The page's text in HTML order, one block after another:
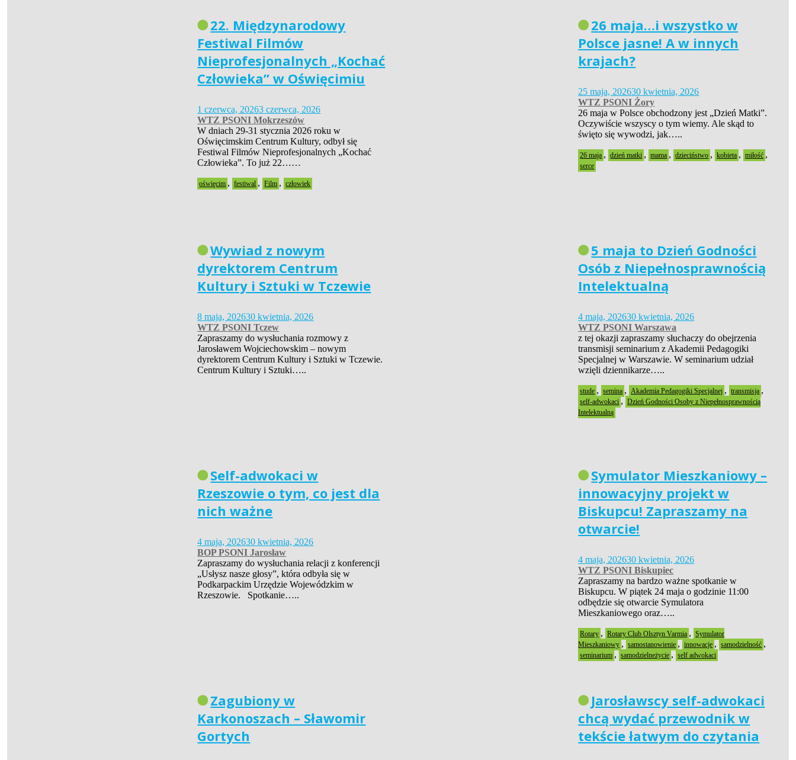
22. Międzynarodowy
Festiwal Filmów
Nieprofesjonalnych „Kochać
Człowieka” w Oświęcimiu
1 czerwca, 20263 czerwca, 2026
WTZ PSONI Mokrzeszów
W dniach 29-31 stycznia 2026 roku w
Oświęcimskim Centrum Kultury, odbył się
Festiwal Filmów Nieprofesjonalnych „Kochać
Człowieka”. To już 22……
oświęcim , festiwal , Film , człowiek
26 maja…i wszystko w
Polsce jasne! A w innych
krajach?
25 maja, 202630 kwietnia, 2026
WTZ PSONI Żory
26 maja w Polsce obchodzony jest „Dzień Matki”.
Oczywiście wszyscy o tym wiemy. Ale skąd to
święto się wywodzi, jak…..
26 maja , dzień matki , mama , dzieciństwo , kobieta , miłość ,
serce
Wywiad z nowym
dyrektorem Centrum
Kultury i Sztuki w Tczewie
8 maja, 202630 kwietnia, 2026
WTZ PSONI Tczew
Zapraszamy do wysłuchania rozmowy z
Jarosławem Wojciechowskim – nowym
dyrektorem Centrum Kultury i Sztuki w Tczewie.
Centrum Kultury i Sztuki…..
5 maja to Dzień Godności
Osób z Niepełnosprawnością
Intelektualną
4 maja, 202630 kwietnia, 2026
WTZ PSONI Warszawa
z tej okazji zapraszamy słuchaczy do obejrzenia
transmisji seminarium z Akademii Pedagogiki
Specjalnej w Warszawie. W seminarium udział
wzięli dziennikarze…..
stude , semina , Akademia Pedagogiki Specjalnej , transmisja ,
self-adwokaci , Dzień Godności Osoby z Niepełnosprawnością
Intelektualną
Self-adwokaci w
Rzeszowie o tym, co jest dla
nich ważne
4 maja, 202630 kwietnia, 2026
BOP PSONI Jarosław
Zapraszamy do wysłuchania relacji z konferencji
„Usłysz nasze głosy”, która odbyła się w
Podkarpackim Urzędzie Wojewódzkim w
Rzeszowie. Spotkanie…..
Symulator Mieszkaniowy –
innowacyjny projekt w
Biskupcu! Zapraszamy na
otwarcie!
4 maja, 202630 kwietnia, 2026
WTZ PSONI Biskupiec
Zapraszamy na bardzo ważne spotkanie w
Biskupcu. W piątek 24 maja o godzinie 11:00
odbędzie się otwarcie Symulatora
Mieszkaniowego oraz…..
Rotary , Rotary Club Olsztyn Varmia , Symulator
Mieszkaniowy , samostanowienie , innowacje , samodzielność ,
seminarium , samodzielneżycie , self adwokaci
Zagubiony w
Karkonoszach – Sławomir
Gortych
Jarosławscy self-adwokaci
chcą wydać przewodnik w
tekście łatwym do czytania